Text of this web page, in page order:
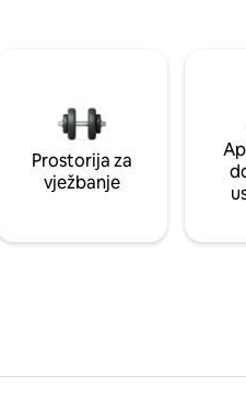
Prostorija za
vježbanje